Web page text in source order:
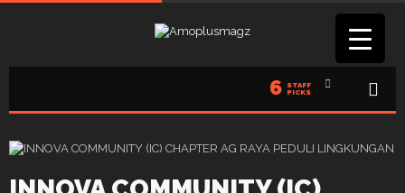
6 STAFF
PICKS